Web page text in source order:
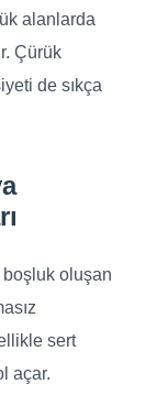
alanlarda
Çürük
de sıkça
boşluk oluşan
sert
açar.